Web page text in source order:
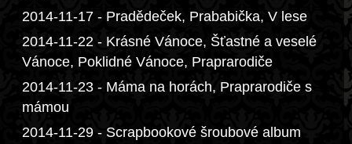
2014-11-17 - Pradědeček, Prababička, V lese
2014-11-22 - Krásné Vánoce, Šťastné a veselé
Vánoce, Poklidné Vánoce, Praprarodiče
2014-11-23 - Máma na horách, Praprarodiče s
mámou
2014-11-29 - Scrapbookové šroubové album